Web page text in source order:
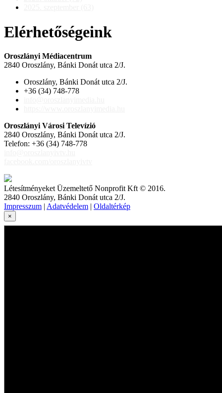
Elérhetőségeink
Oroszlányi Médiacentrum
2840 Oroszlány, Bánki Donát utca 2/J.
Oroszlány, Bánki Donát utca 2/J.
+36 (34) 748-778
Oroszlányi Városi Televízió
2840 Oroszlány, Bánki Donát utca 2/J.
Telefon: +36 (34) 748-778
Létesítményeket Üzemeltető Nonprofit Kft © 2016.
2840 Oroszlány, Bánki Donát utca 2/J.
Impresszum | Adatvédelem | Oldaltérkép
×